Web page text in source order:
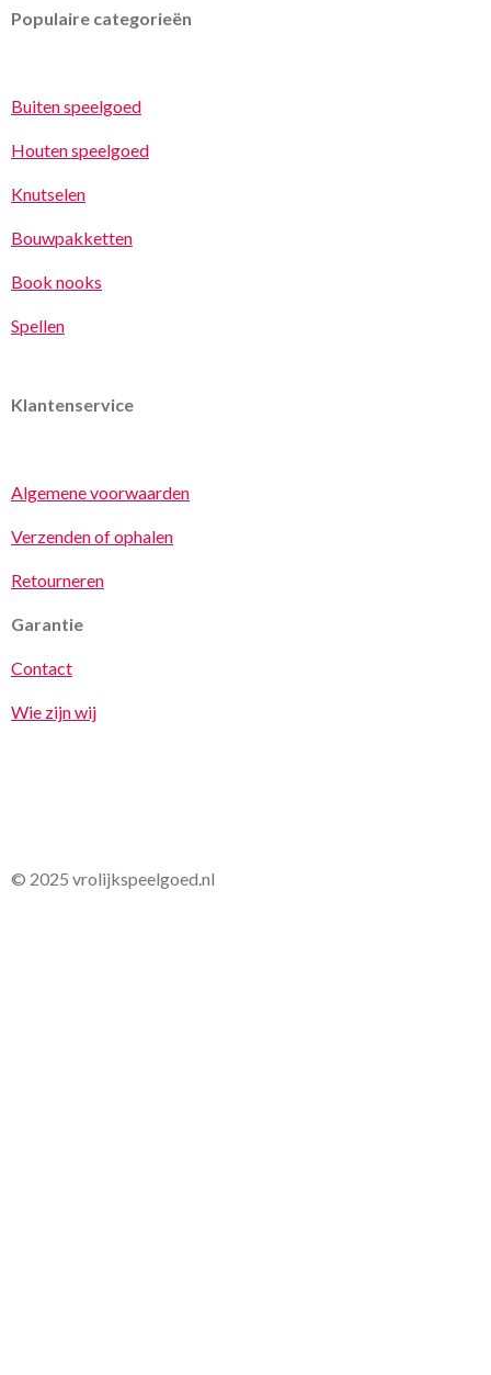
Populaire categorieën
Buiten speelgoed
Houten speelgoed
Knutselen
Bouwpakketten
Book nooks
Spellen
Klantenservice
Algemene voorwaarden
Verzenden of ophalen
Retourneren
Garantie
Contact
Wie zijn wij
© 2025 vrolijkspeelgoed.nl